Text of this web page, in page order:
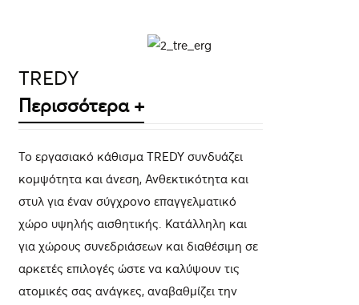
ΛΕΠΤΟΜΈΡΕΙΕΣ
TREDY
Περισσότερα +
Το εργασιακό κάθισμα TREDY συνδυάζει
κομψότητα και άνεση, Ανθεκτικότητα και
στυλ για έναν σύγχρονο επαγγελματικό
χώρο υψηλής αισθητικής. Κατάλληλη και
για χώρους συνεδριάσεων και διαθέσιμη σε
αρκετές επιλογές ώστε να καλύψουν τις
ατομικές σας ανάγκες, αναβαθμίζει την